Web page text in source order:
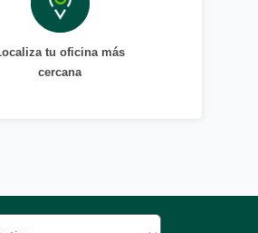
tu oficina más
cercana